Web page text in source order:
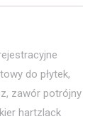
do płytek,
zawór potrójny
hartzlack